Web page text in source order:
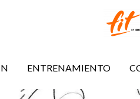
ENTRENAMIENTO